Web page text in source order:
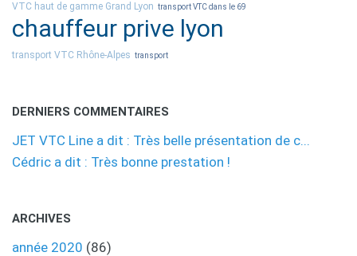
VTC haut de gamme Grand Lyon transport VTC dans le 69
chauffeur prive lyon
transport VTC Rhône-Alpes transport
DERNIERS COMMENTAIRES
JET VTC Line a dit : Très belle présentation de c...
Cédric a dit : Très bonne prestation !
ARCHIVES
année 2020 (86)